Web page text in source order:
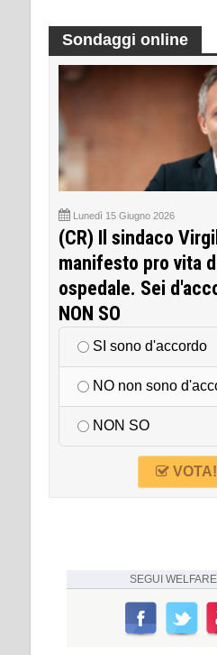
Sondaggi online
Lunedì 15 Giugno 2026
(CR) Il sindaco
manifesto pro vita
ospedale. Sei
NON SO
SI sono d'accordo
NO non sono
NON SO
VOTA!
SEGUI